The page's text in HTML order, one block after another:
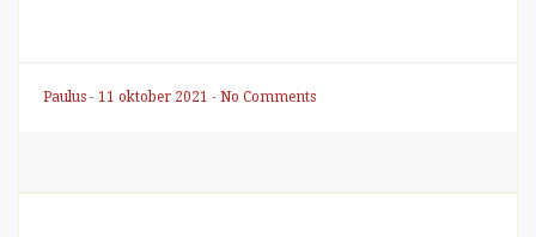
Paulus - 11 oktober 2021 - No Comments